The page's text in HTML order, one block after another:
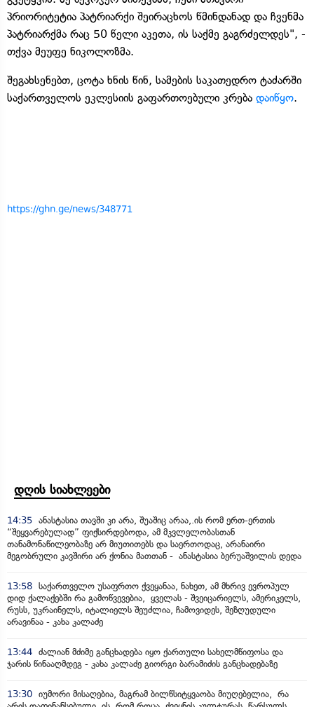
პრიორიტეტია პატრიარქი შეირაცხოს წმინდანად და ჩვენმა
პატრიარქმა რაც 50 წელი აკეთა, ის საქმე გაგრძელდეს", -
თქვა მეუფე ნიკოლოზმა.
შეგახსენებთ, ცოტა ხნის წინ, სამების საკათედრო ტაძარში
საქართველოს ეკლესიის გაფართოებული კრება დაიწყო.
https://ghn.ge/news/348771
დღის სიახლეები
14:35 ანასტასია თავში კი არა, შუაშიც არაა,.ის რომ ერთ-ერთის
“შეყვარებულად” ფიქსირდებოდა, ამ მკვლელობასთან
თანამონაწილეობაზე არ მიუთითებს და საერთოდაც, არანაირი
მეგობრული კავშირი არ ქონია მათთან - ანასტასია ბერუაშვილის დედა
13:58 საქართველო უსაფრთო ქვეყანაა, ნახეთ, ამ მხრივ ევროპულ
დიდ ქალაქებში რა გამოწვევებია, ყველას - შვეიცარიელს, ამერიკელს,
რუსს, უკრაინელს, იტალიელს შეუძლია, ჩამოვიდეს, შეზღუდული
არავინაა - კახა კალაძე
13:44 ძალიან მძიმე განცხადება იყო ქართული სახელმწიფოსა და
ჯარის წინააღმდეგ - კახა კალაძე გიორგი ბარამიძის განცხადებაზე
13:30 იუმორი მისაღებია, მაგრამ ბილწსიტყვაობა მიუღებელია, რა